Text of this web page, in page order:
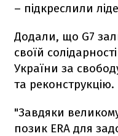
– підкреслили
Додали, що G7
своїй
України за
та реконструкцію.
"Завдяки
позик ERA для